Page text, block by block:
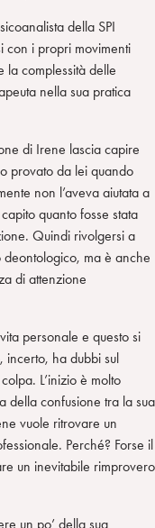
della SPI
con i propri movimenti
la complessità delle
nella sua pratica
di Irene lascia capire
provato da lei quando
non l’aveva aiutata a
quanto fosse stata
Quindi rivolgersi a
ma è anche
di attenzione
personale e questo si
incerto, ha dubbi sul
L’inizio è molto
della confusione tra la sua
vuole ritrovare un
Perché? Forse il
un inevitabile rimprovero
un po’ della sua